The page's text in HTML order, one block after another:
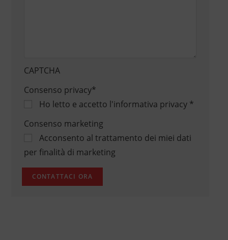
CAPTCHA
Consenso privacy*
Ho letto e accetto l'informativa privacy*
Consenso marketing
Acconsento al trattamento dei miei dati
per finalità di marketing